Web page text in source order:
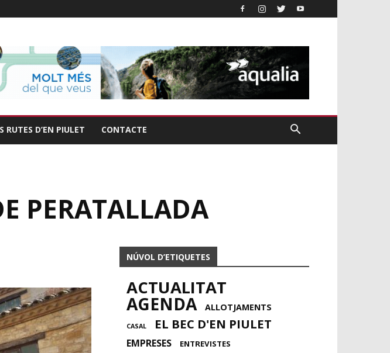
RUTES D’EN PIULET CONTACTE
PERATALLADA
NÚVOL D’ETIQUETES
ACTUALITAT
AGENDA ALLOTJAMENTS
CASAL EL BEC D'EN PIULET
EMPRESES ENTREVISTES